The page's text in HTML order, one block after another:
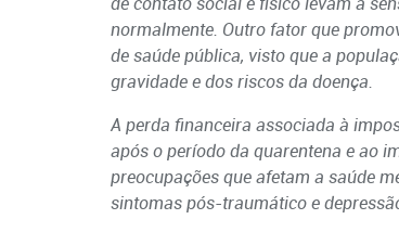
normalmente. Outro fator que
de saúde pública, visto que a
gravidade e dos riscos da doença.
A perda financeira associada à
após o período da quarentena e ao
preocupações que afetam a saúde
sintomas pós-traumático e